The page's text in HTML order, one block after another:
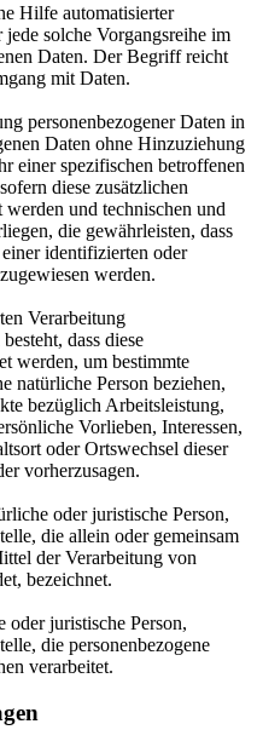
Hilfe automatisierter
solche Vorgangsreihe im
Daten. Der Begriff reicht
mit Daten.
personenbezogener Daten in
Daten ohne Hinzuziehung
einer spezifischen betroffenen
diese zusätzlichen
und technischen und
die gewährleisten, dass
identifizierten oder
werden.
Verarbeitung
dass diese
werden, um bestimmte
natürliche Person beziehen,
bezüglich Arbeitsleistung,
Vorlieben, Interessen,
oder Ortswechsel dieser
vorherzusagen.
oder juristische Person,
die allein oder gemeinsam
der Verarbeitung von
bezeichnet.
oder juristische Person,
die personenbezogene
verarbeitet.